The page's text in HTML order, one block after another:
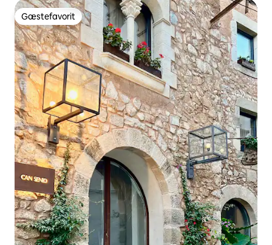
Gæstefavorit
Gæstefavorit